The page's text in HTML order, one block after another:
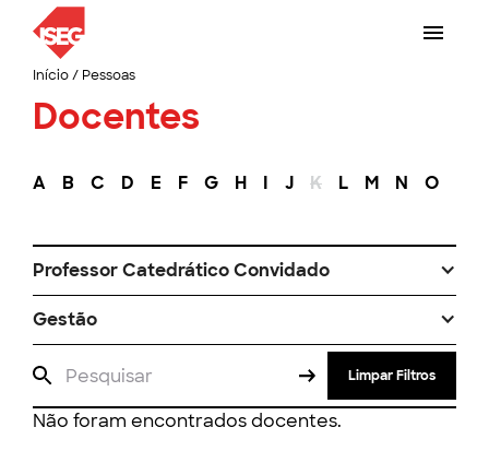
Início/ Pessoas
Docentes
A B C D E F G H I J K L M N O
Professor Catedrático Convidado
Gestão
Limpar Filtros
Não foram encontrados docentes.